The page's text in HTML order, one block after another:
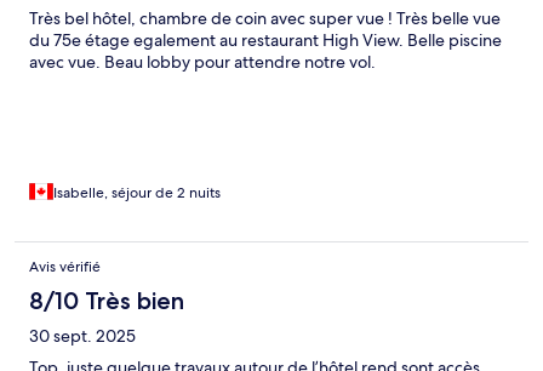
Très bel hôtel, chambre de coin avec super vue ! Très belle vue
du 75e étage egalement au restaurant High View. Belle piscine
avec vue. Beau lobby pour attendre notre vol.
Isabelle, séjour de 2 nuits
Avis vérifié
8/10 Très bien
30 sept. 2025